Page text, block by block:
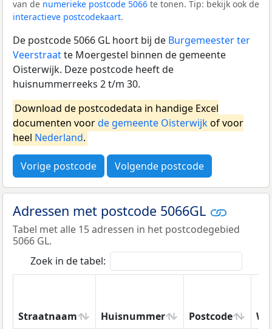
van de numerieke postcode 5066 te tonen. Tip: bekijk ook de
interactieve postcodekaart.
De postcode 5066 GL hoort bij de Burgemeester ter
Veerstraatte Moergestel binnen de gemeente
Oisterwijk. Deze postcode heeft de
huisnummerreeks 2 t/m 30.
Download de postcodedata in handige Excel
documenten voorde gemeente Oisterwijkof voor
heel Nederland.
Vorige postcode Volgende postcode
Adressen met postcode 5066GL
Tabel met alle 15 adressen in het postcodegebied
5066 GL.
Zoek in de tabel:
Straatnaam Huisnummer Postcode